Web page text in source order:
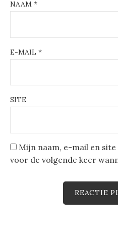
NAAM *
E-MAIL *
SITE
Mijn naam, e-mail en
voor de volgende keer